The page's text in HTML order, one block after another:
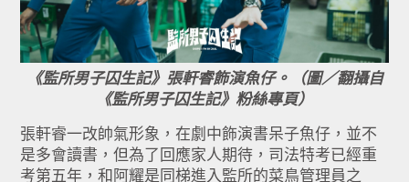
《監所男子囚生記》張軒睿飾演魚仔。（圖／翻攝自
《監所男子囚生記》粉絲專頁）
張軒睿一改帥氣形象，在劇中飾演書呆子魚仔，並不
是多會讀書，但為了回應家人期待，司法特考已經重
考第五年，和阿耀是同梯進入監所的菜鳥管理員之